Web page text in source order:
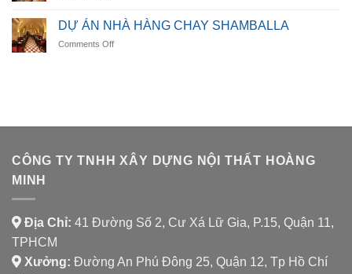
DINING
ÁN
NHÀ
HÀNG
DỰ ÁN NHÀ HÀNG CHAY SHAMBALLA
Comments Offon
CÔNG TY TNHH XÂY DỰNG NỘI THẤT HOÀNG
MINH
Địa Chỉ: 41 Đường Số 2, Cư Xá Lữ Gia, P.15, Quận 11,
TPHCM
Xưởng: Đường An Phú Đông 25, Quận 12, Tp Hồ Chí